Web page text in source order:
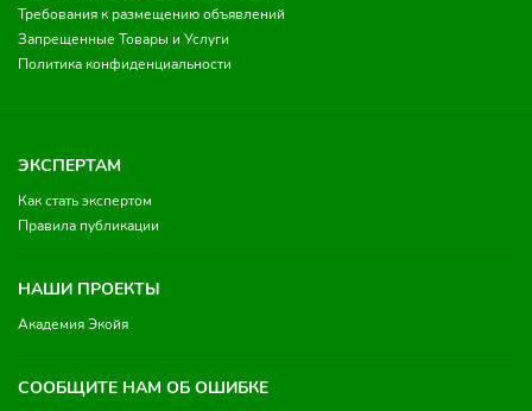
Требования к размещению объявлений
Запрещенные Товары и Услуги
Политика конфиденциальности
ЭКСПЕРТАМ
Как стать экспертом
Правила публикации
НАШИ ПРОЕКТЫ
Академия Экойя
СООБЩИТЕ НАМ ОБ ОШИБКЕ